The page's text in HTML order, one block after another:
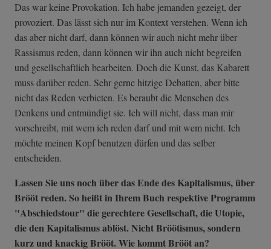
Das war keine Provokation. Ich habe jemanden gezeigt, der
provoziert. Das lässt sich nur im Kontext verstehen. Wenn ich
das aber nicht darf, dann können wir auch nicht mehr über
Rassismus reden, dann können wir ihn auch nicht begreifen
und gesellschaftlich bearbeiten. Doch die Kunst, das Kabarett
muss darüber reden. Sehr gerne hitzige Debatten, aber bitte
nicht das Reden verbieten. Es beraubt die Menschen des
Denkens und entmündigt sie. Ich will nicht, dass man mir
vorschreibt, mit wem ich reden darf und mit wem nicht. Ich
möchte meinen Kopf benutzen dürfen und das selber
entscheiden.
Lassen Sie uns noch über das Ende des Kapitalismus, über
Brööt reden. So heißt in Ihrem Buch respektive Programm
"Abschiedstour" die gerechtere Gesellschaft, die Utopie,
die den Kapitalismus ablöst. Nicht Bröötismus, sondern
kurz und knackig Brööt. Wie kommt Brööt an?